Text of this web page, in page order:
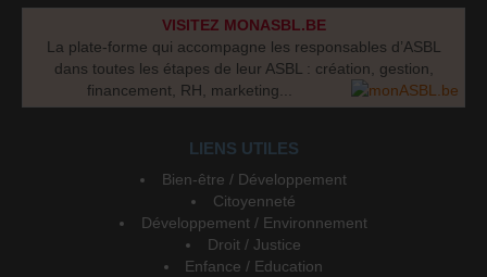
VISITEZ MONASBL.BE
La plate-forme qui accompagne les responsables d’ASBL
dans toutes les étapes de leur ASBL : création, gestion,
financement, RH, marketing...
LIENS UTILES
Bien-être / Développement
Citoyenneté
Développement / Environnement
Droit / Justice
Enfance / Education